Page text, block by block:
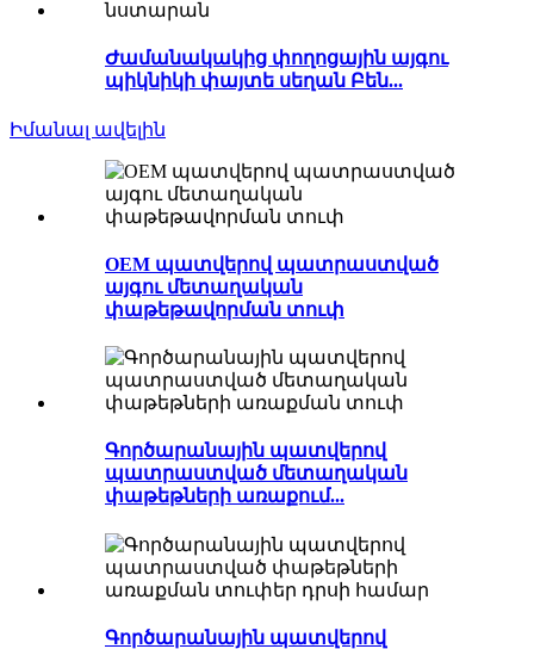
Ժամանակակից փողոցային այգու
պիկնիկի փայտե սեղան Բեն...
Իմանալ ավելին
OEM պատվերով պատրաստված
այգու մետաղական
փաթեթավորման տուփ
Գործարանային պատվերով
պատրաստված մետաղական
փաթեթների առաքում...
Գործարանային պատվերով